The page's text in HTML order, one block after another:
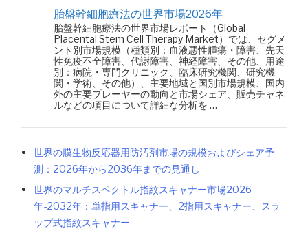
胎盤幹細胞療法の世界市場2026年
胎盤幹細胞療法の世界市場レポート（Global
Placental Stem Cell Therapy Market）では、セグメ
ント別市場規模（種類別：血液悪性腫瘍・障害、先天
性免疫不全障害、代謝障害、神経障害、その他、用途
別：病院・専門クリニック、臨床研究機関、研究機
関・学術、その他）、主要地域と国別市場規模、国内
外の主要プレーヤーの動向と市場シェア、販売チャネ
ルなどの項目について詳細な分析を …
世界の膜生物反応器用防汚剤市場の規模およびシェア予
測：2026年から2036年までの見通し
世界のマルチスペクトル指紋スキャナー市場2026
年-2032年：単指用スキャナー、2指用スキャナー、スラ
ップ式指紋スキャナー